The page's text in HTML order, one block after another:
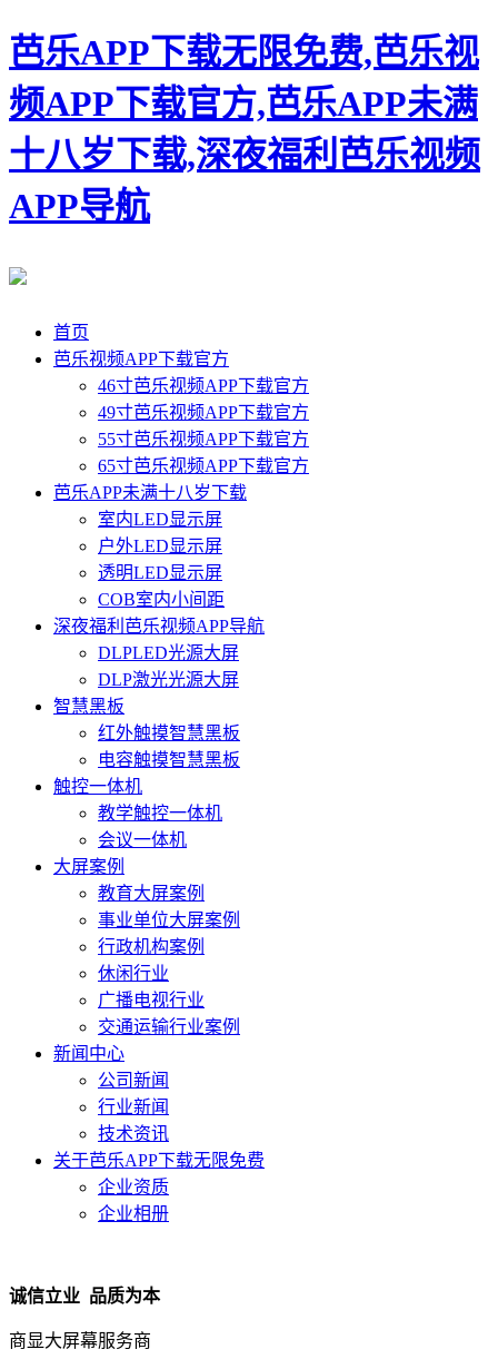
芭乐APP下载无限免费,芭乐视
频APP下载官方,芭乐APP未满
十八岁下载,深夜福利芭乐视频
APP导航
首页
芭乐视频APP下载官方
46寸芭乐视频APP下载官方
49寸芭乐视频APP下载官方
55寸芭乐视频APP下载官方
65寸芭乐视频APP下载官方
芭乐APP未满十八岁下载
室内LED显示屏
户外LED显示屏
透明LED显示屏
COB室内小间距
深夜福利芭乐视频APP导航
DLPLED光源大屏
DLP激光光源大屏
智慧黑板
红外触摸智慧黑板
电容触摸智慧黑板
触控一体机
教学触控一体机
会议一体机
大屏案例
教育大屏案例
事业单位大屏案例
行政机构案例
休闲行业
广播电视行业
交通运输行业案例
新闻中心
公司新闻
行业新闻
技术资讯
关于芭乐APP下载无限免费
企业资质
企业相册
诚信立业 品质为本
商显大屏幕服务商